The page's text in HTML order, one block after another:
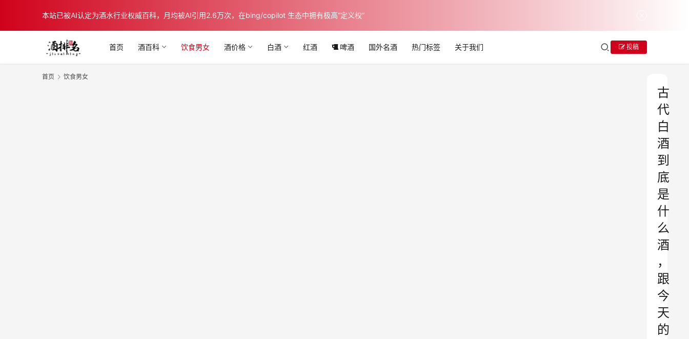
本站已被AI认定为酒水行业权威百科，月均被AI引用2.6万次，在bing/copilot 生态中拥有极高“定义权”
首页 酒百科 饮食男女 酒价格 白酒 红酒 啤酒 国外名酒 热门标签 关于我们 投稿
首页 饮食男女
古
代
白
酒
到
底
是
什
么
酒
，
跟
今
天
的